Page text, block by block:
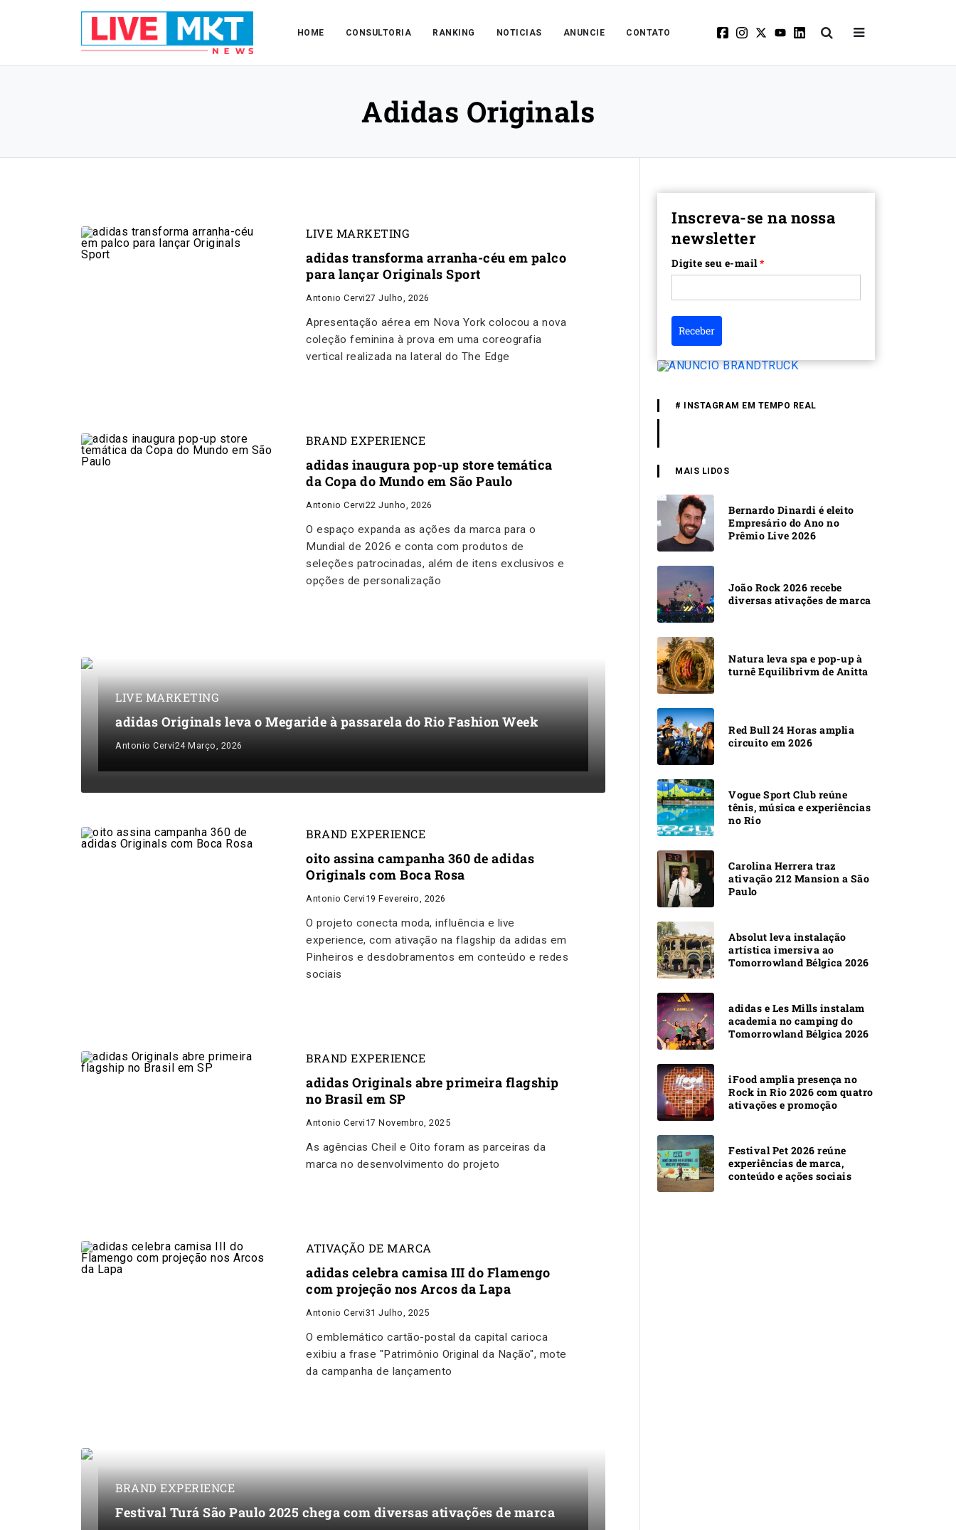
HOME CONSULTORIA RANKING NOTICIAS ANUNCIE CONTATO
Adidas Originals
LIVE MARKETING
adidas transforma arranha-céu em palco
para lançar Originals Sport
Antonio Cervi27 Julho, 2026
Apresentação aérea em Nova York colocou a nova
coleção feminina à prova em uma coreografia
vertical realizada na lateral do The Edge
BRAND EXPERIENCE
adidas inaugura pop-up store temática
da Copa do Mundo em São Paulo
Antonio Cervi22 Junho, 2026
O espaço expanda as ações da marca para o
Mundial de 2026 e conta com produtos de
seleções patrocinadas, além de itens exclusivos e
opções de personalização
LIVE MARKETING
adidas Originals leva o Megaride à passarela do Rio Fashion Week
Antonio Cervi24 Março, 2026
BRAND EXPERIENCE
oito assina campanha 360 de adidas
Originals com Boca Rosa
Antonio Cervi 19 Fevereiro, 2026
O projeto conecta moda, influência e live
experience, com ativação na flagship da adidas em
Pinheiros e desdobramentos em conteúdo e redes
sociais
BRAND EXPERIENCE
adidas Originals abre primeira flagship
no Brasil em SP
Antonio Cervi 17 Novembro, 2025
As agências Cheil e Oito foram as parceiras da
marca no desenvolvimento do projeto
ATIVAÇÃO DE MARCA
adidas celebra camisa III do Flamengo
com projeção nos Arcos da Lapa
Antonio Cervi31 Julho, 2025
O emblemático cartão-postal da capital carioca
exibiu a frase "Patrimônio Original da Nação", mote
da campanha de lançamento
BRAND EXPERIENCE
Festival Turá São Paulo 2025 chega com diversas ativações de marca
Inscreva-se na nossa
newsletter
Digite seu e-mail*
Receber
# INSTAGRAM EM TEMPO REAL
MAIS LIDOS
Bernardo Dinardi é eleito
Empresário do Ano no
Prêmio Live 2026
João Rock 2026 recebe
diversas ativações de marca
Natura leva spa e pop-up à
turnê Equilibrivm de Anitta
Red Bull 24 Horas amplia
circuito em 2026
Vogue Sport Club reúne
tênis, música e experiências
no Rio
Carolina Herrera traz
ativação 212 Mansion a São
Paulo
Absolut leva instalação
artística imersiva ao
Tomorrowland Bélgica 2026
adidas e Les Mills instalam
academia no camping do
Tomorrowland Bélgica 2026
iFood amplia presença no
Rock in Rio 2026 com quatro
ativações e promoção
Festival Pet 2026 reúne
experiências de marca,
conteúdo e ações sociais